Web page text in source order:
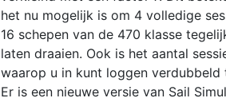
het nu mogelijk is om 4 volledige
16 schepen van de 470 klasse
laten draaien. Ook is het aantal
waarop u in kunt loggen verdubbeld
Er is een nieuwe versie van Sail